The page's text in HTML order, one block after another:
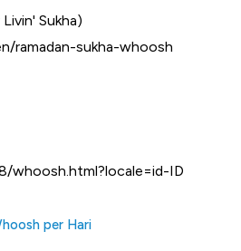
Sukha)
ramadan-sukha-whoosh
whoosh.html?locale=id-ID
per Hari
Adu Panas Kinerja Emiten